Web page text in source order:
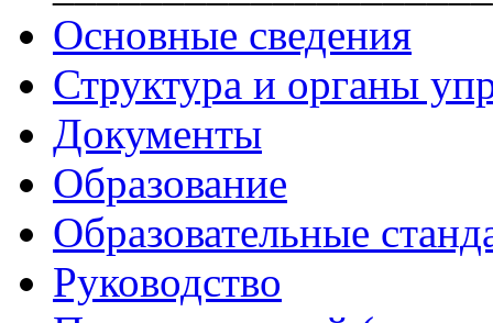
Основные сведения
Структура и органы
Документы
Образование
Образовательные
Руководство